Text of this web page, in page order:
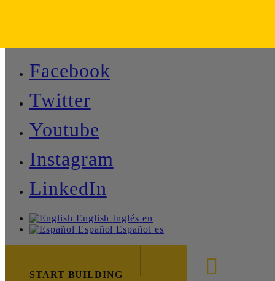
Facebook
Twitter
Youtube
Instagram
LinkedIn
English Inglés en
Español Español es
START BUILDING